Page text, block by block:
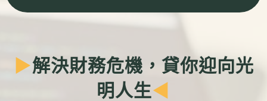
▶解決財務危機，貸你迎向光
明人生◀